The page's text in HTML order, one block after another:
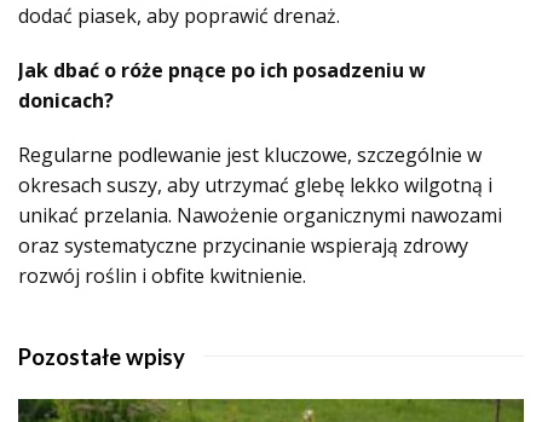
dodać piasek, aby poprawić drenaż.
Jak dbać o róże pnące po ich posadzeniu w
donicach?
Regularne podlewanie jest kluczowe, szczególnie w
okresach suszy, aby utrzymać glebę lekko wilgotną i
unikać przelania. Nawożenie organicznymi nawozami
oraz systematyczne przycinanie wspierają zdrowy
rozwój roślin i obfite kwitnienie.
Pozostałe wpisy